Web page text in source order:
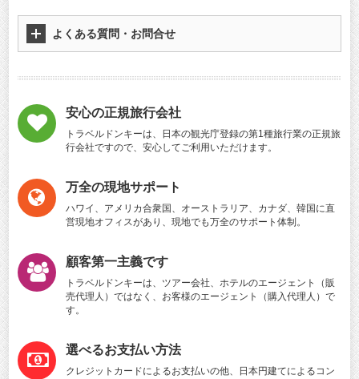
よくある質問・お問合せ
安心の正規旅行会社
トラベルドンキーは、日本の観光庁登録の第1種旅行業の正規旅
行会社ですので、安心してご利用いただけます。
万全の現地サポート
ハワイ、アメリカ合衆国、オーストラリア、カナダ、韓国に直
営現地オフィスがあり、現地でも万全のサポート体制。
顧客第一主義です
トラベルドンキーは、ツアー会社、ホテルのエージェント（販
売代理人）ではなく、お客様のエージェント（購入代理人）で
す。
選べるお支払い方法
クレジットカードによるお支払いの他、日本円建てによるコン